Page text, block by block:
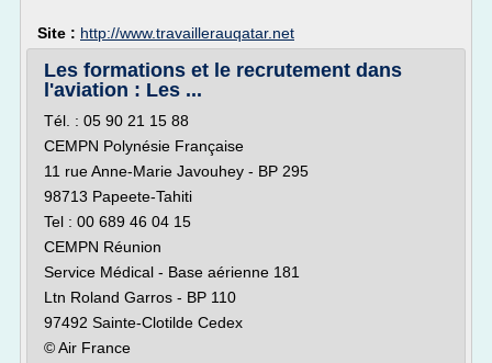
Site : http://www.travaillerauqatar.net
Les formations et le recrutement dans
l'aviation : Les ...
Tél. : 05 90 21 15 88
CEMPN Polynésie Française
11 rue Anne-Marie Javouhey - BP 295
98713 Papeete-Tahiti
Tel : 00 689 46 04 15
CEMPN Réunion
Service Médical - Base aérienne 181
Ltn Roland Garros - BP 110
97492 Sainte-Clotilde Cedex
© Air France